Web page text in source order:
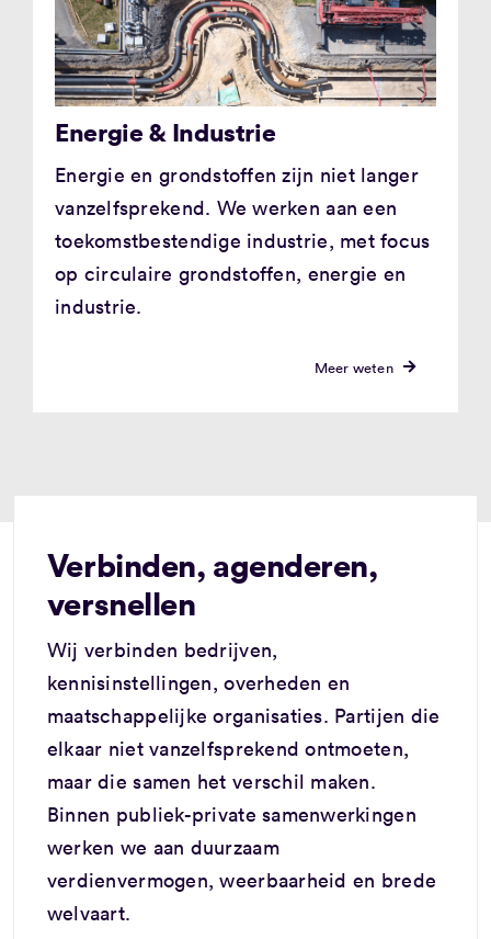
Energie & Industrie
Energie en grondstoffen zijn niet langer
vanzelfsprekend. We werken aan een
toekomstbestendige industrie, met focus
op circulaire grondstoffen, energie en
industrie.
Meer weten
Verbinden, agenderen,
versnellen
Wij verbinden bedrijven,
kennisinstellingen, overheden en
maatschappelijke organisaties. Partijen die
elkaar niet vanzelfsprekend ontmoeten,
maar die samen het verschil maken.
Binnen publiek-private samenwerkingen
werken we aan duurzaam
verdienvermogen, weerbaarheid en brede
welvaart.